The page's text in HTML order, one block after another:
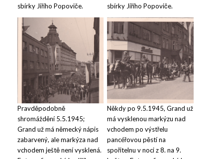
sbírky Jiřího Popoviče.
sbírky Jiřího Popoviče.
Pravděpodobně
shromáždění 5.5.1945;
Grand už má německý nápis
zabarvený, ale markýza nad
vchodem ještě není vysklená.
Někdy po 9.5.1945, Grand už
má vysklenou markýzu nad
vchodem po výstřelu
pancéřovou pěstí na
spořitelnu v noci z 8. na 9.